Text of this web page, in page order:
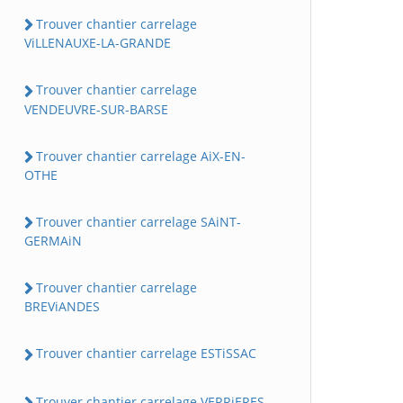
Trouver chantier carrelage
ViLLENAUXE-LA-GRANDE
Trouver chantier carrelage
VENDEUVRE-SUR-BARSE
Trouver chantier carrelage AiX-EN-
OTHE
Trouver chantier carrelage SAiNT-
GERMAiN
Trouver chantier carrelage
BREViANDES
Trouver chantier carrelage ESTiSSAC